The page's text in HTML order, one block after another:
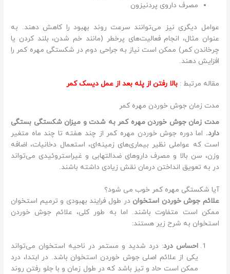
مصرف داروی پردنیزون
عوامل دیگری نیز می‌توانند سرعت روند بهبود را کاهش دهند. به
عنوان مثال، انجام فعالیت‌های پرخطر (مانند خم شدن، بلند کردن یا
چرخاندن کمر) ممکن است نیاز به جراحی دوم در شکستگی مهره کمر را
افزایش دهند.
مقاله مرتبط :بالا رفتن از پله بعد از عمل دیسک کمر
مدت زمان جوش خوردن مهره کمر
مدت زمان جوش خوردن مهره کمر به شدت و میزان شکستگی بستگی
دارد. اما دوره جوش خوردن مهره کمر از چند هفته تا چند ماه متغیر
است که عواملی نظیر بیماری‌های زمینه‌ای، استعمال دخانیات، اضافه
وزن، سن بالا و مصرف داروهای ضدالتهابی و غیراستروئیدی می‌تواند
در به تعویق انداختن درمان نقش زیادی داشته باشند.
آیا شکستگی مهره کمر خوب می شود؟
علائم جوش خوردن استخوان در طول فرایند بهبودی و ترمیم استخوان
ممکن است متفاوت باشند. اما به طور کلی، علائم جوش خوردن
استخوان به شرح زیر هستند:
احساس درد: درد شدید و مستمر در ناحیه استخوان می‌تواند
یکی از علائم اصلی جوش خوردن استخوان باشد. در ابتدا، درد
ممکن است حاد و تیز باشد که در طول زمان و با جلو رفتن روند